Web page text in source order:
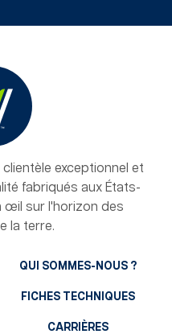
exceptionnel et
fabriqués aux États-
œil sur l'horizon des
la terre.
QUI SOMMES-NOUS ?
FICHES TECHNIQUES
CARRIÈRES